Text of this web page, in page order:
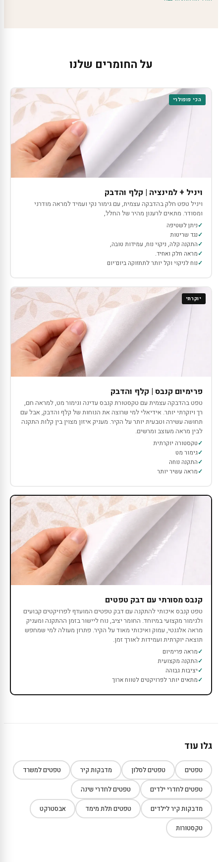
על החומרים שלנו
הכי פופולרי
ויניל + למינציה | קלף והדבק
ויניל טפט חלק בהדבקה עצמית, עם גימור נקי ועמיד למראה מודרני
ומסודר. מתאים לרענון מהיר של החלל,
ניתן לשטיפה
נגד שריטות
התקנה קלה, ניקוי נוח, עמידות טובה,
מראה חלק ואחיד.
נוח לניקוי וקל יותר לתחזוקה ביום־יום
יוקרתי
פרימיום קנבס | קלף והדבק
טפט בהדבקה עצמית עם טקסטורת קנבס עדינה וגימור מט, למראה חם,
רך ויוקרתי יותר. אידיאלי למי שרוצה את הנוחות של קלף והדבק, אבל עם
תחושה עשירה וטבעית יותר על הקיר. מעניק איזון מצוין בין קלות התקנה
לבין מראה מעוצב ומרשים.
טקסטורה יוקרתית
גימור מט
התקנה נוחה
מראה עשיר יותר
קנבס מסורתי עם דבק טפטים
טפט קנבס איכותי להתקנה עם דבק טפטים המועדף לפרויקטים קבועים
ולגימור מקצועי במיוחד. החומר יציב, נוח ליישור בזמן ההתקנה ומעניק
מראה אלגנטי, עמוק ואיכותי מאוד על הקיר. פתרון מעולה למי שמחפש
תוצאה יוקרתית ועמידות לאורך זמן.
מראה פרימיום
התקנה מקצועית
יציבות גבוהה
מתאים יותר לפרויקטים לטווח ארוך
גלו עוד
טפטים טפטים לסלון מדבקות קיר טפטים למשרד
טפטים לחדרי ילדים טפטים לחדרי שינה
מדבקות קיר לילדים טפטים תלת מימד אבסטרקט
טקסטורות